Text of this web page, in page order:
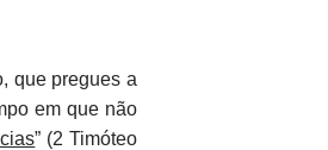
que pregues a
em que não
” (2 Timóteo